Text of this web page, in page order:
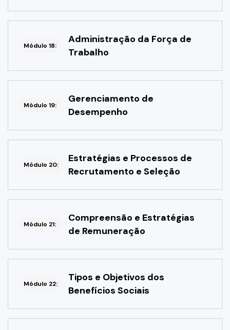
Módulo 18:
Administração da Força de
Trabalho
Módulo 19:
Gerenciamento de
Desempenho
Módulo 20:
Estratégias e Processos de
Recrutamento e Seleção
Módulo 21:
Compreensão e Estratégias
de Remuneração
Módulo 22:
Tipos e Objetivos dos
Benefícios Sociais